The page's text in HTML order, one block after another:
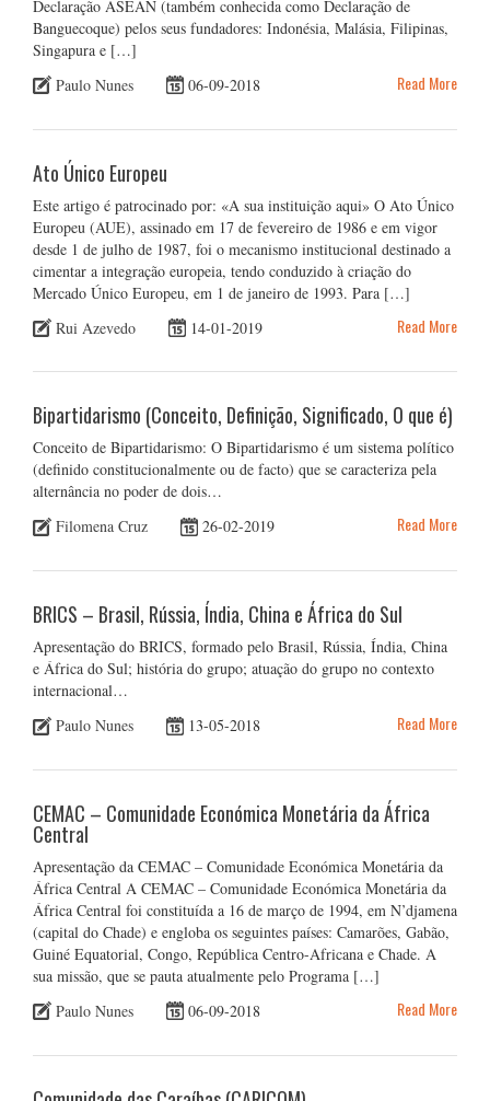
Declaração ASEAN (também conhecida como Declaração de
Banguecoque) pelos seus fundadores: Indonésia, Malásia, Filipinas,
Singapura e […]
Paulo Nunes
06-09-2018 Read More
Ato Único Europeu
Este artigo é patrocinado por: «A sua instituição aqui» O Ato Único
Europeu (AUE), assinado em 17 de fevereiro de 1986 e em vigor
desde 1 de julho de 1987, foi o mecanismo institucional destinado a
cimentar a integração europeia, tendo conduzido à criação do
Mercado Único Europeu, em 1 de janeiro de 1993. Para […]
Rui Azevedo
14-01-2019 Read More
Bipartidarismo (Conceito, Definição, Significado, O que é)
Conceito de Bipartidarismo: O Bipartidarismo é um sistema político
(definido constitucionalmente ou de facto) que se caracteriza pela
alternância no poder de dois…
Filomena Cruz
26-02-2019 Read More
BRICS – Brasil, Rússia, Índia, China e África do Sul
Apresentação do BRICS, formado pelo Brasil, Rússia, Índia, China
e África do Sul; história do grupo; atuação do grupo no contexto
internacional…
Paulo Nunes
13-05-2018 Read More
CEMAC – Comunidade Económica Monetária da África
Central
Apresentação da CEMAC – Comunidade Económica Monetária da
África Central A CEMAC – Comunidade Económica Monetária da
África Central foi constituída a 16 de março de 1994, em N’djamena
(capital do Chade) e engloba os seguintes países: Camarões, Gabão,
Guiné Equatorial, Congo, República Centro-Africana e Chade. A
sua missão, que se pauta atualmente pelo Programa […]
Paulo Nunes
06-09-2018 Read More